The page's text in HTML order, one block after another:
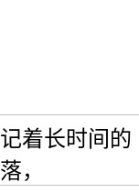
着长时间的
，